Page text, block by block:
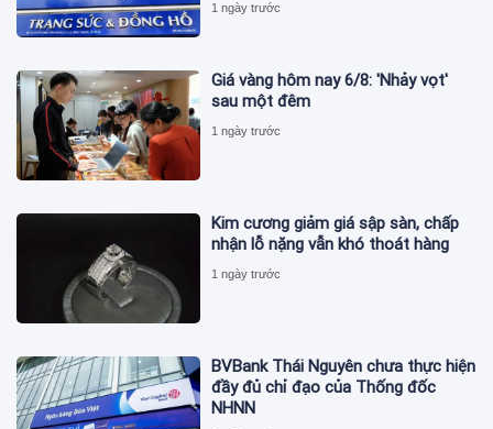
1 ngày trước
Giá vàng hôm nay 6/8: 'Nhảy vọt'
sau một đêm
1 ngày trước
Kim cương giảm giá sập sàn, chấp
nhận lỗ nặng vẫn khó thoát hàng
1 ngày trước
BVBank Thái Nguyên chưa thực hiện
đầy đủ chỉ đạo của Thống đốc
NHNN